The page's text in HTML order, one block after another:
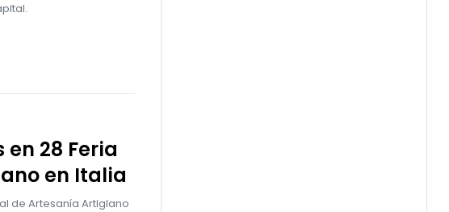
28 Feria
en Italia
de Artesanía Artigiano